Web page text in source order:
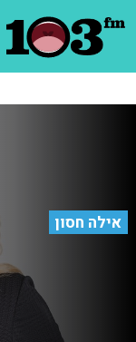
אילה חסון